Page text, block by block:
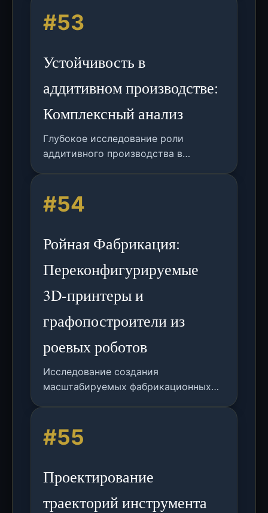
использованием медной ленты и
пайки, исключая сложное
#53
Устойчивость в
аддитивном производстве:
Комплексный анализ
Глубокое исследование роли
аддитивного производства в
преимущества, проблемы и
перспективы.
#54
Ройная Фабрикация:
Переконфигурируемые
3D-принтеры и
графопостроители из
роевых роботов
Исследование создания
масштабируемых фабрикационных
Демонстрация построения X-Y-Z
графопостроителей и 3D-принтеров
модулями.
#55
Проектирование
траекторий инструмента